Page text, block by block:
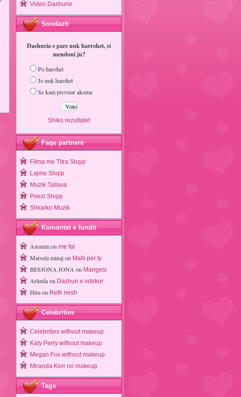
Video Dashurie
Sondazh
Dashuria e pare nuk harrohet, si
mendoni ju?
Po harohet
Jo nuk harohet
Se kam provuar akoma
Shiko rezultatet
Faqe partnere
Filma me Titra Shqip
Lajme Shqip
Muzik Tallava
Poezi Shqip
Shkarko Muzik
Komentet e fundit
Anonimon me fal
Marsela minajon Malli per ty
BESJONA JONA on Mangesi
Arlindaon Dashuri e vdekur
Hiraon Reth nesh
Celebrities
Celebrities without makeup
Katy Perry without makeup
Megan Fox without makeup
Miranda Kerr no makeup
Tags